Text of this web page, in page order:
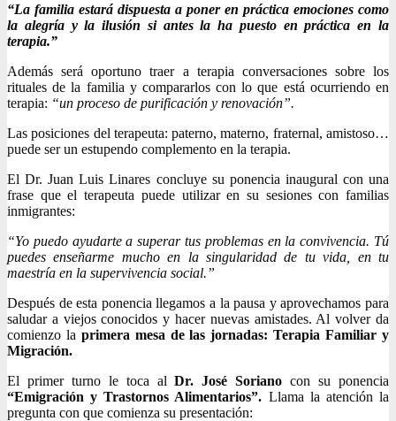
“La familia estará dispuesta a poner en práctica emociones como
la alegría y la ilusión si antes la ha puesto en práctica en la
terapia.”
Además será oportuno traer a terapia conversaciones sobre los
rituales de la familia y compararlos con lo que está ocurriendo en
terapia: “un proceso de purificación y renovación”.
Las posiciones del terapeuta: paterno, materno, fraternal, amistoso…
puede ser un estupendo complemento en la terapia.
El Dr. Juan Luis Linares concluye su ponencia inaugural con una
frase que el terapeuta puede utilizar en su sesiones con familias
inmigrantes:
“Yo puedo ayudarte a superar tus problemas en la convivencia. Tú
puedes enseñarme mucho en la singularidad de tu vida, en tu
maestría en la supervivencia social.”
Después de esta ponencia llegamos a la pausa y aprovechamos para
saludar a viejos conocidos y hacer nuevas amistades. Al volver da
comienzo la primera mesa de las jornadas: Terapia Familiar y
Migración.
El primer turno le toca alDr. José Soriano con su ponencia
“Emigración y Trastornos Alimentarios”. Llama la atención la
pregunta con que comienza su presentación: